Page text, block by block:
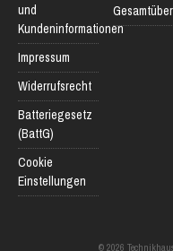
und
Kundeninformationen
Impressum
Widerrufsrecht
Batteriegesetz
(BattG)
Cookie
Einstellungen
© 2026